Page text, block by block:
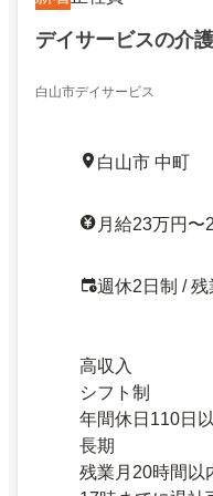
デイサービスの介
白山市デイサービス
白山市 中町
月給23万円〜
週休2日制 / 残
高収入
シフト制
年間休日110日
長期
残業月20時間以